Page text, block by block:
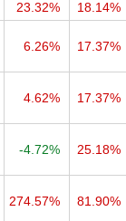
23.32% 18.14%
6.26% 17.37%
4.62% 17.37%
-4.72% 25.18%
274.57% 81.90%